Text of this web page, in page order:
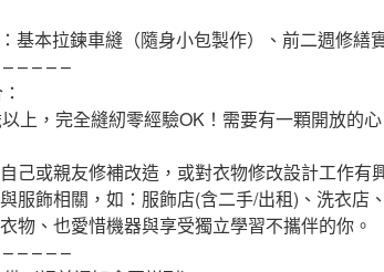
基本拉鍊車縫（隨身小包製作）、前二週修繕
– – – –
上，完全縫紉零經驗OK！需要有一顆開放的
己或親友修補改造，或對衣物修改設計工作有
服飾相關，如：服飾店(含二手/出租)、洗衣店
物、也愛惜機器與享受獨立學習不攜伴的你。
– – – –